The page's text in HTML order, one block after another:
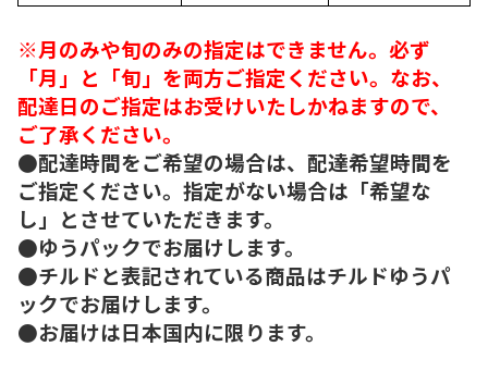
※月のみや旬のみの指定はできません。必ず
「月」と「旬」を両方ご指定ください。なお、
配達日のご指定はお受けいたしかねますので、
ご了承ください。
●配達時間をご希望の場合は、配達希望時間を
ご指定ください。指定がない場合は「希望な
し」とさせていただきます。
●ゆうパックでお届けします。
●チルドと表記されている商品はチルドゆうパ
ックでお届けします。
●お届けは日本国内に限ります。